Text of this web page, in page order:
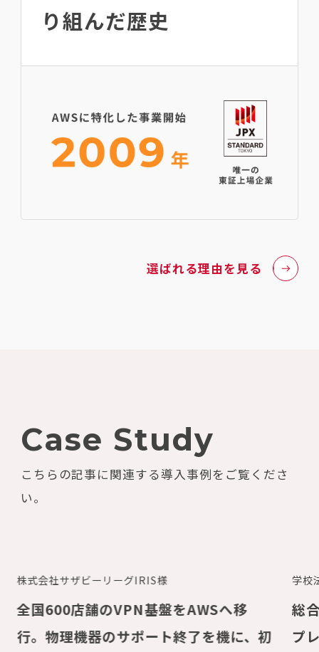
り組んだ歴史
選ばれる理由を見る
Case Study
こちらの記事に関連する導入事例をご覧くださ
い。
株式会社サザビーリーグIRIS様
全国600店舗のVPN基盤をAWSへ移
行。物理機器のサポート終了を機に、初
学校
総
プ